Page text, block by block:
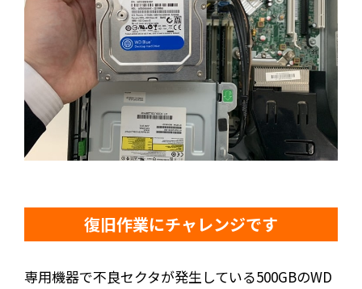
復旧作業にチャレンジです
専用機器で不良セクタが発生している500GBのWD